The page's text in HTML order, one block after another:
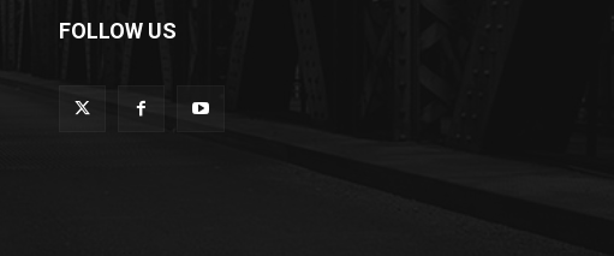
FOLLOW US